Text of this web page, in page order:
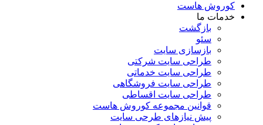
کوروش هاست
خدمات ما
بازگشت
سئو
بازسازی سایت
طراحی سایت شرکتی
طراحی سایت خدماتی
طراحی سایت فروشگاهی
طراحی سایت اقساطی
قوانین مجموعه کوروش هاست
پیش نیازهای طرحی سایت